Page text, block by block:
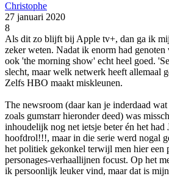
Christophe
27 januari 2020
8
Als dit zo blijft bij Apple tv+, dan ga ik
zeker weten. Nadat ik enorm had
ook 'the morning show' echt heel goed.
slecht, maar welk netwerk heeft allemaal
Zelfs HBO maakt miskleunen.
The newsroom (daar kan je inderdaad
zoals gumstarr hieronder deed) was
inhoudelijk nog net ietsje beter én het had
hoofdrol!!!, maar in die serie werd nogal
het politiek gekonkel terwijl men hier een
personages-verhaallijnen focust. Op het
ik persoonlijk leuker vind, maar dat is